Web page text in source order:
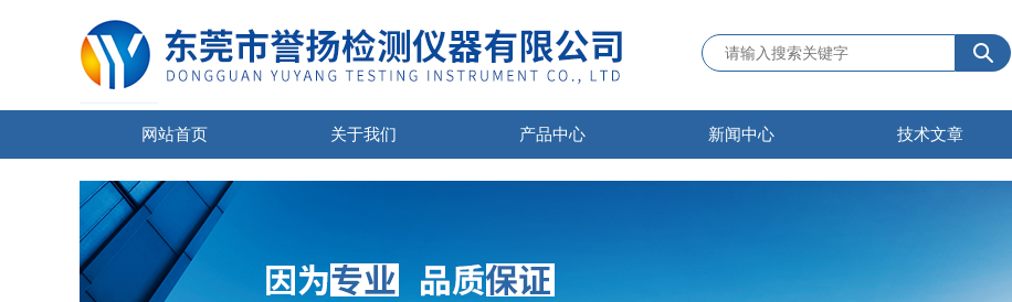
网站首页 关于我们 产品中心 新闻中心 技术文章